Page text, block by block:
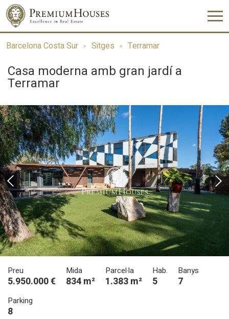
Barcelona Costa Sur Sitges Terramar
Casa moderna amb gran jardí a
Terramar
Preu
5.950.000 €
Mida
834 m²
Parcel·la
1.383 m²
Hab.
5
Banys
7
Parking
8